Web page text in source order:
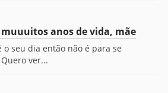
anos de vida, mãe
o seu dia então não é para se
ver...